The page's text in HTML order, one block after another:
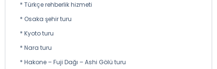
* Türkçe rehberlik hizmeti
* Osaka şehir turu
* Kyoto turu
* Nara turu
* Hakone – Fuji Dağı – Ashi Gölü turu